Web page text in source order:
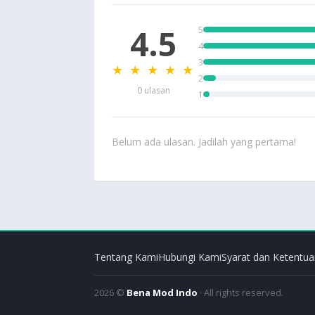
4.5
★ ★ ★ ★ ★
0 ulasan
5
4
3
2
1
Belum ada ulasan. Jadilah yang pertama!
Tentang KamiHubungi KamiSyarat dan
2026 © Bena Mod Indo · All rights reserved.